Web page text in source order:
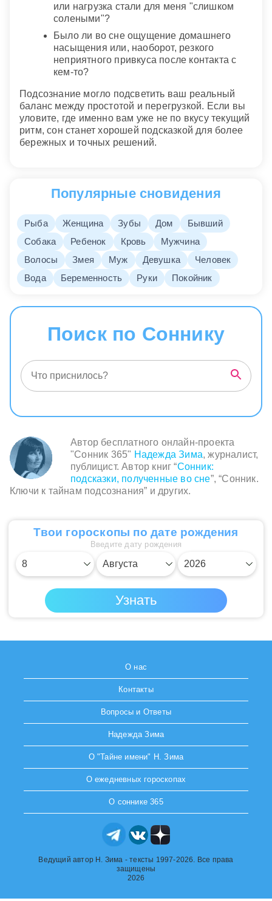
или нагрузка стали для меня "слишком
солеными"?
Было ли во сне ощущение домашнего
насыщения или, наоборот, резкого
неприятного привкуса после контакта с
кем-то?
Подсознание могло подсветить ваш реальный
баланс между простотой и перегрузкой. Если вы
уловите, где именно вам уже не по вкусу текущий
ритм, сон станет хорошей подсказкой для более
бережных и точных решений.
Популярные сновидения
Рыба Женщина Зубы Дом
Бывший
Собака
Ребенок Кровь
Мужчина
Волосы
Змея Муж Девушка
Человек
Вода
Беременность Руки Покойник
Поиск по Соннику
Автор бесплатного онлайн-проекта
"Сонник 365" Надежда Зима, журналист,
публицист. Автор книг “Сонник:
подсказки, полученные во сне”, “Сонник.
Ключи к тайнам подсознания” и других.
Твои гороскопы по дате рождения
Введите дату рождения
О нас
Контакты
Вопросы и Ответы
Надежда Зима
О "Тайне имени" Н. Зима
О ежедневных гороскопах
О соннике 365
Ведущий автор Н. Зима - тексты 1997-2026. Все права
защищены
2026